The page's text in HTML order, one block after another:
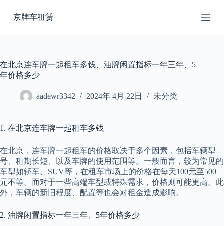
过
京牌车租赁
在北京连车牌一起租车多钱、油牌闲置指标一年三年、5
年价格多少
aadewr3342 2024年 4月 22日 未分类
1. 在北京连车牌一起租车多钱
在北京，连车牌一起租车的价格取决于多个因素，包括车辆型
号、租期长短、以及车牌的使用范围等。一般而言，较为常见的
车型如轿车、SUV等，在租车市场上的价格在每天100元至500
元不等。而对于一些高端车型或特殊需求，价格则可能更高。此
外，车辆的新旧程度、配置等也会对租金造成影响。
2. 油牌闲置指标一年三年、5年价格多少